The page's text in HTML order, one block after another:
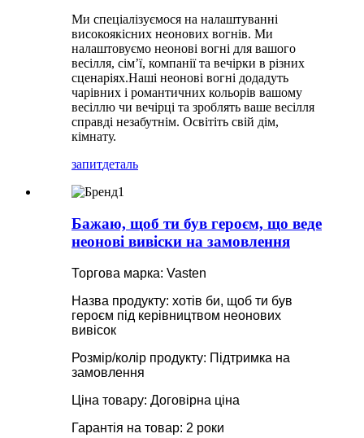
Ми спеціалізуємося на налаштуванні
високоякісних неонових вогнів. Ми
налаштовуємо неонові вогні для вашого
весілля, сім’ї, компанії та вечірки в різних
сценаріях.Наші неонові вогні додадуть
чарівних і романтичних кольорів вашому
весіллю чи вечірці та зроблять ваше весілля
справді незабутнім. Освітіть свій дім,
кімнату.
запитдеталь
Бажаю, щоб ти був героєм, що веде
неонові вивіски на замовлення
Торгова марка: Vasten
Назва продукту: хотів би, щоб ти був
героєм під керівництвом неонових
вивісок
Розмір/колір продукту: Підтримка на
замовлення
Ціна товару: Договірна ціна
Гарантія на товар: 2 роки